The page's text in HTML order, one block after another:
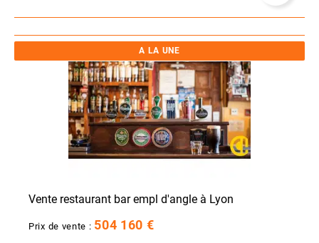
A LA UNE
Vente restaurant bar empl d'angle à Lyon
Prix de vente : 504 160 €